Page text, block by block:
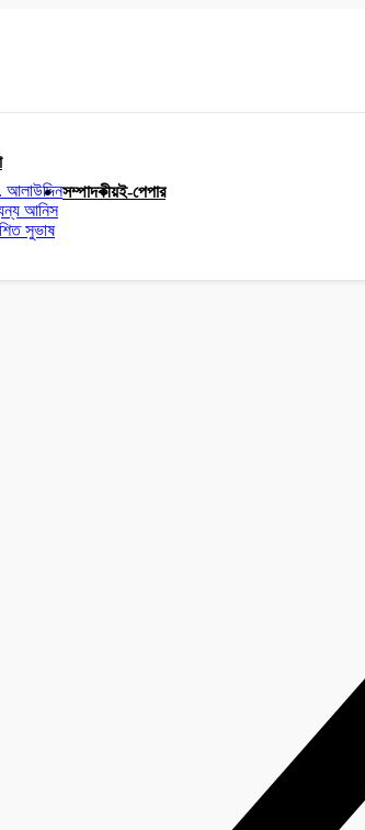
আনিস
সুভাষ
সম্পাদকীয়ই-পেপার